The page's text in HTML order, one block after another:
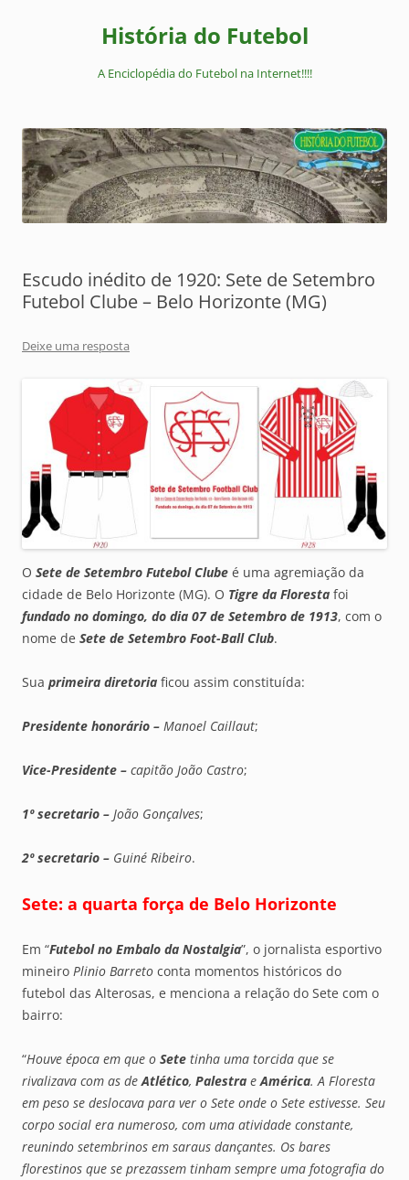
História do Futebol
A Enciclopédia do Futebol na Internet!!!!
Escudo inédito de 1920: Sete de Setembro
Futebol Clube – Belo Horizonte (MG)
Deixe uma resposta
O Sete de Setembro Futebol Clube é uma agremiação da
cidade de Belo Horizonte (MG). O Tigre da Floresta foi
fundado no domingo, do dia 07 de Setembro de 1913, com o
nome de Sete de Setembro Foot-Ball Club.
Sua primeira diretoria ficou assim constituída:
Presidente honorário – Manoel Caillaut;
Vice-Presidente – capitão João Castro;
1º secretario – João Gonçalves;
2º secretario – Guiné Ribeiro.
Sete: a quarta força de Belo Horizonte
Em “Futebol no Embalo da Nostalgia”, o jornalista esportivo
mineiro Plinio Barreto conta momentos históricos do
futebol das Alterosas, e menciona a relação do Sete com o
bairro:
“Houve época em que o Sete tinha uma torcida que se
rivalizava com as deAtlético, Palestra eAmérica. A Floresta
em peso se deslocava para ver o Sete onde o Sete estivesse. Seu
corpo social era numeroso, com uma atividade constante,
reunindo setembrinos em saraus dançantes. Os bares
florestinos que se prezassem tinham sempre uma fotografia do